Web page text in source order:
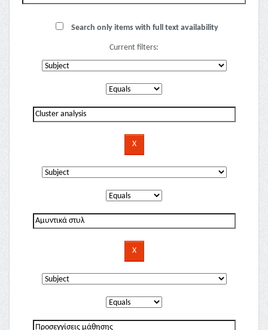
Search only items with full text availability
Current filters: